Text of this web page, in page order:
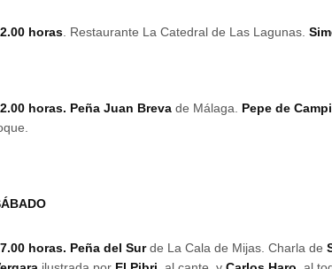
horas . Restaurante La Catedral de Las Lagunas.
horas. Peña Juan Breva de Málaga. Pepe de
horas. Peña del Surde La Cala de Mijas. Charla de